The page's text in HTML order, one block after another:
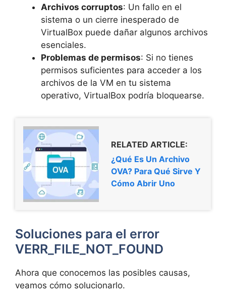
Archivos corruptos: Un fallo en el
sistema o un cierre inesperado de
VirtualBox puede dañar algunos archivos
esenciales.
Problemas de permisos: Si no tienes
permisos suficientes para acceder a los
archivos de la VM en tu sistema
operativo, VirtualBox podría bloquearse.
RELATED ARTICLE:
¿Qué Es Un Archivo
OVA? Para Qué Sirve Y
Cómo Abrir Uno
Soluciones para el error
VERR_FILE_NOT_FOUND
Ahora que conocemos las posibles causas,
veamos cómo solucionarlo.